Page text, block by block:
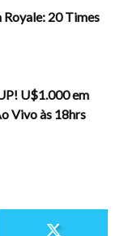
Royale: 20 Times
U$1.000 em
Vivo às 18hrs